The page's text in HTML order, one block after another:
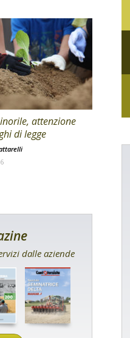
attenzione
di legge
dalle aziende